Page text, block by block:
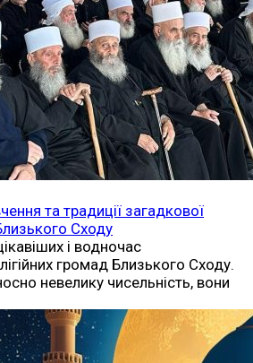
та традиції загадкової
Сходу
і водночас
громад Близького Сходу.
невелику чисельність, вони